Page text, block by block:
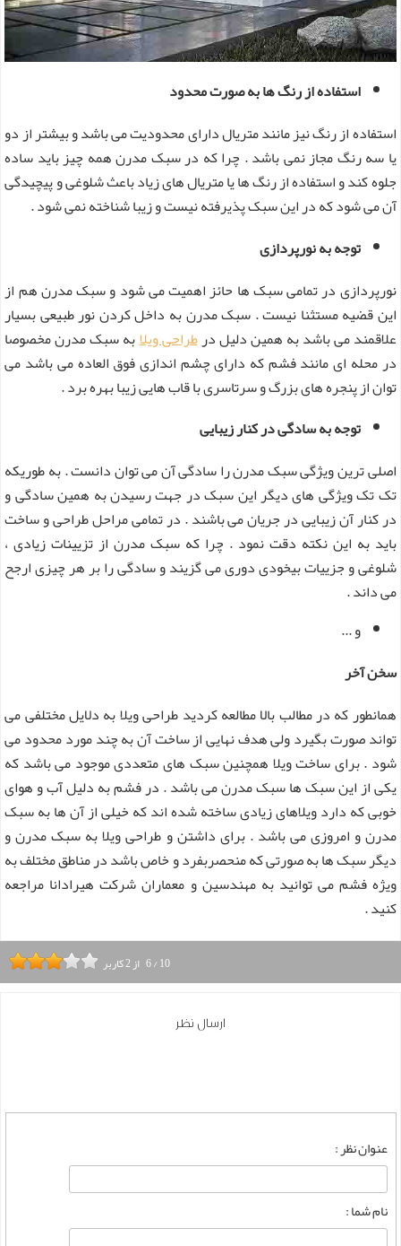
استفاده از رنگ ها به صورت محدود
استفاده از رنگ نیز مانند متریال دارای محدودیت می باشد و بیشتر از دو
یا سه رنگ مجاز نمی باشد . چرا که در سبک مدرن همه چیز باید ساده
جلوه کند و استفاده از رنگ ها یا متریال های زیاد باعث شلوغی و پیچیدگی
آن می شود که در این سبک پذیرفته نیست و زیبا شناخته نمی شود .
توجه به نورپردازی
نورپردازی در تمامی سبک ها حائز اهمیت می شود و سبک مدرن هم از
این قضیه مستثنا نیست . سبک مدرن به داخل کردن نور طبیعی بسیار
علاقمند می باشد به همین دلیل درطراحی ویلابه سبک مدرن مخصوصا
در محله ای مانند فشم که دارای چشم اندازی فوق العاده می باشد می
توان از پنجره های بزرگ و سرتاسری با قاب هایی زیبا بهره برد .
توجه به سادگی در کنار زیبایی
اصلی ترین ویژگی سبک مدرن را سادگی آن می توان دانست . به طوریکه
تک تک ویژگی های دیگر این سبک در جهت رسیدن به همین سادگی و
در کنار آن زیبایی در جریان می باشند . در تمامی مراحل طراحی و ساخت
باید به این نکته دقت نمود . چرا که سبک مدرن از تزیینات زیادی ،
شلوغی و جزییات بیخودی دوری می گزیند و سادگی را بر هر چیزی ارجح
می داند .
و ...
سخن آخر
همانطور که در مطالب بالا مطالعه کردید طراحی ویلا به دلایل مختلفی می
تواند صورت بگیرد ولی هدف نهایی از ساخت آن به چند مورد محدود می
شود . برای ساخت ویلا همچنین سبک های متعددی موجود می باشد که
یکی از این سبک ها سبک مدرن می باشد . در فشم به دلیل آب و هوای
خوبی که دارد ویلاهای زیادی ساخته شده اند که خیلی از آن ها به سبک
مدرن و امروزی می باشد . برای داشتن و طراحی ویلا به سبک مدرن و
دیگر سبک ها به صورتی که منحصربفرد و خاص باشد در مناطق مختلف به
ویژه فشم می توانید به مهندسین و معماران شرکت هیرادانا مراجعه
کنید .
6/10 از2کاربر
ارسال نظر
عنوان نظر :
نام شما :